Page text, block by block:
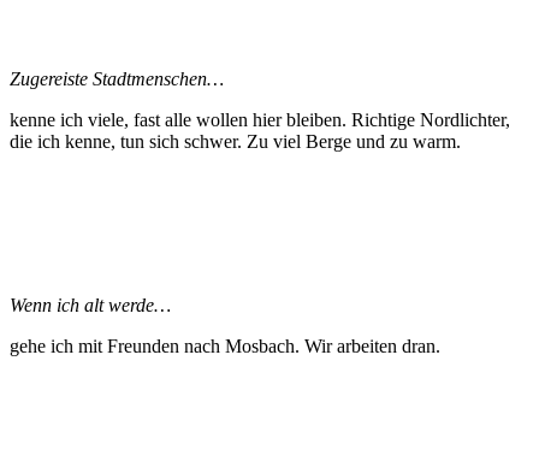
Zugereiste Stadtmenschen…
kenne ich viele, fast alle wollen hier bleiben. Richtige Nordlichter,
die ich kenne, tun sich schwer. Zu viel Berge und zu warm.
Wenn ich alt werde…
gehe ich mit Freunden nach Mosbach. Wir arbeiten dran.